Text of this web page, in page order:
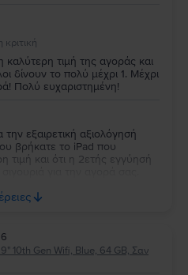
τιμή της αγοράς και
δίνουν το πολύ μέχρι 1. Μέχρι
Πολύ ευχαριστημένη!
εξαιρετική αξιολόγησή
βρήκατε το iPad που
τιμή και ότι η 2ετής εγγύησή
10th Gen Wifi, Blue, 64 GB, Σαν